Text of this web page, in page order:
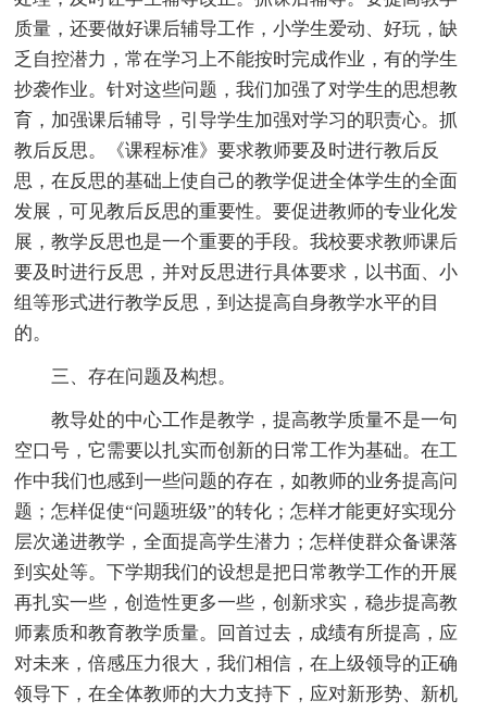
质量，还要做好课后辅导工作，小学生爱动、好玩，缺
乏自控潜力，常在学习上不能按时完成作业，有的学生
抄袭作业。针对这些问题，我们加强了对学生的思想教
育，加强课后辅导，引导学生加强对学习的职责心。抓
教后反思。《课程标准》要求教师要及时进行教后反
思，在反思的基础上使自己的教学促进全体学生的全面
发展，可见教后反思的重要性。要促进教师的专业化发
展，教学反思也是一个重要的手段。我校要求教师课后
要及时进行反思，并对反思进行具体要求，以书面、小
组等形式进行教学反思，到达提高自身教学水平的目
的。
三、存在问题及构想。
教导处的中心工作是教学，提高教学质量不是一句
空口号，它需要以扎实而创新的日常工作为基础。在工
作中我们也感到一些问题的存在，如教师的业务提高问
题；怎样促使“问题班级”的转化；怎样才能更好实现分
层次递进教学，全面提高学生潜力；怎样使群众备课落
到实处等。下学期我们的设想是把日常教学工作的开展
再扎实一些，创造性更多一些，创新求实，稳步提高教
师素质和教育教学质量。回首过去，成绩有所提高，应
对未来，倍感压力很大，我们相信，在上级领导的正确
领导下，在全体教师的大力支持下，应对新形势、新机